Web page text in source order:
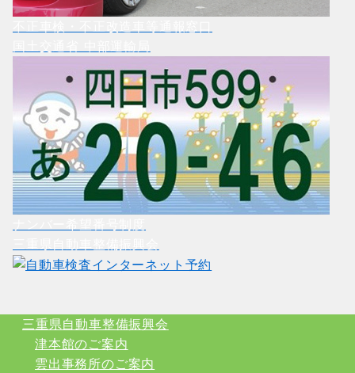
三重県自動車整備振興会
津本館のご案内
雲出事務所のご案内